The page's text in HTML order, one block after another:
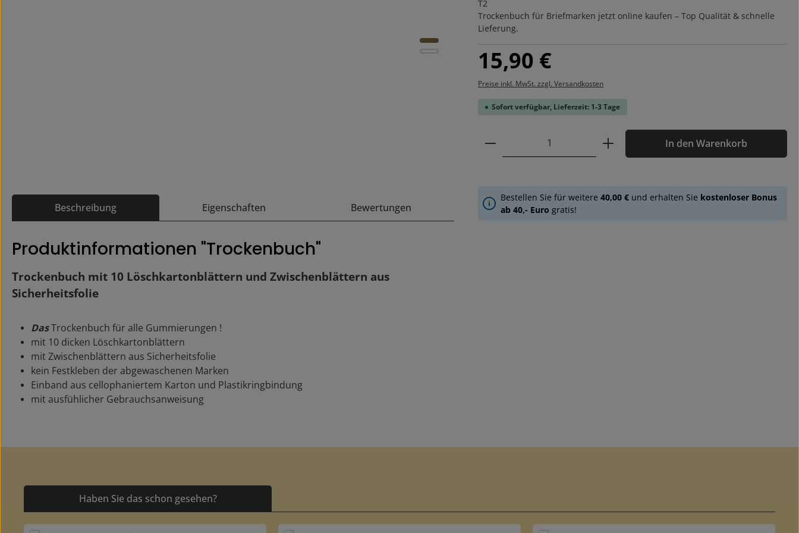
T2
Trockenbuch für Briefmarken jetzt online kaufen – Top Qualität & schnelle
Lieferung.
Regulärer Preis:
15,90 €
Preise inkl. MwSt. zzgl. Versandkosten
Sofort verfügbar, Lieferzeit: 1-3 Tage
Produkt Anzahl: Gib den gewünschten Wert
In den Warenkorb
Bestellen Sie für weitere 40,00 € und erhalten Sie kostenloser Bonus
ab 40,- Euro gratis!
Beschreibung Eigenschaften Bewertungen
Produktinformationen "Trockenbuch"
Trockenbuch mit 10 Löschkartonblättern und Zwischenblättern aus
Sicherheitsfolie
DasTrockenbuch für alle Gummierungen !
mit 10 dicken Löschkartonblättern
mit Zwischenblättern aus Sicherheitsfolie
kein Festkleben der abgewaschenen Marken
Einband aus cellophaniertem Karton und Plastikringbindung
mit ausfühlicher Gebrauchsanweisung
Haben Sie das schon gesehen?
Produktgalerie überspringen